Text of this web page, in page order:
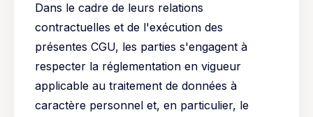
Dans le cadre de leurs relations
contractuelles et de l'exécution des
présentes CGU, les parties s'engagent à
respecter la réglementation en vigueur
applicable au traitement de données à
caractère personnel et, en particulier, le